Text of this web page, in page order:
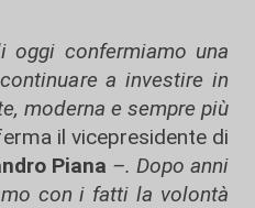
oggi confermiamo una
a investire in
moderna e sempre più
il vicepresidente di
Piana –. Dopo anni
con i fatti la volontà